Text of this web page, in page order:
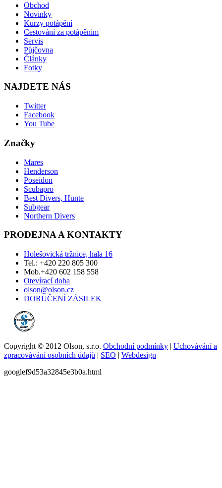
Obchod
Novinky
Kurzy potápění
Cestování za potápěním
Servis
Půjčovna
Články
Fotky
NAJDETE NÁS
Twitter
Facebook
You Tube
Značky
Mares
Henderson
Poseidon
Scubapro
Best Divers, Hunte
Subgear
Northern Divers
PRODEJNA A KONTAKTY
Holešovická tržnice, hala 16
Tel.: +420 220 805 300
Mob.+420 602 158 558
Otevírací doba
olson@olson.cz
DORUČENÍ ZÁSILEK
Copyright © 2012 Olson, s.r.o. Obchodní podmínky | Uchovávání a
zpracovávání osobních údajů | SEO | Webdesign
googlef9d53a32845e3b0a.html